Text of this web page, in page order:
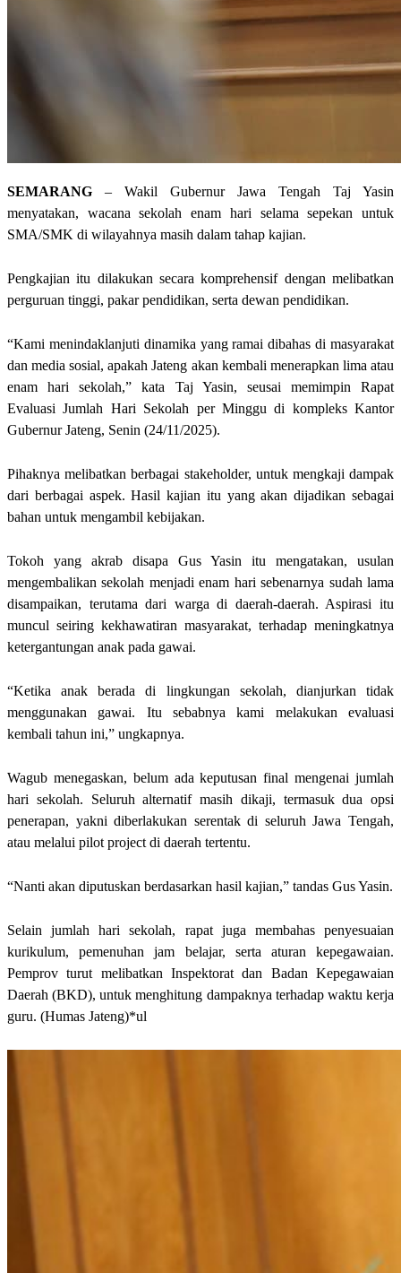
SEMARANG – Wakil Gubernur Jawa Tengah Taj Yasin
menyatakan, wacana sekolah enam hari selama sepekan untuk
SMA/SMK di wilayahnya masih dalam tahap kajian.
Pengkajian itu dilakukan secara komprehensif dengan melibatkan
perguruan tinggi, pakar pendidikan, serta dewan pendidikan.
“Kami menindaklanjuti dinamika yang ramai dibahas di masyarakat
dan media sosial, apakah Jateng akan kembali menerapkan lima atau
enam hari sekolah,” kata Taj Yasin, seusai memimpin Rapat
Evaluasi Jumlah Hari Sekolah per Minggu di kompleks Kantor
Gubernur Jateng, Senin (24/11/2025).
Pihaknya melibatkan berbagai stakeholder, untuk mengkaji dampak
dari berbagai aspek. Hasil kajian itu yang akan dijadikan sebagai
bahan untuk mengambil kebijakan.
Tokoh yang akrab disapa Gus Yasin itu mengatakan, usulan
mengembalikan sekolah menjadi enam hari sebenarnya sudah lama
disampaikan, terutama dari warga di daerah-daerah. Aspirasi itu
muncul seiring kekhawatiran masyarakat, terhadap meningkatnya
ketergantungan anak pada gawai.
“Ketika anak berada di lingkungan sekolah, dianjurkan tidak
menggunakan gawai. Itu sebabnya kami melakukan evaluasi
kembali tahun ini,” ungkapnya.
Wagub menegaskan, belum ada keputusan final mengenai jumlah
hari sekolah. Seluruh alternatif masih dikaji, termasuk dua opsi
penerapan, yakni diberlakukan serentak di seluruh Jawa Tengah,
atau melalui pilot project di daerah tertentu.
“Nanti akan diputuskan berdasarkan hasil kajian,” tandas Gus Yasin.
Selain jumlah hari sekolah, rapat juga membahas penyesuaian
kurikulum, pemenuhan jam belajar, serta aturan kepegawaian.
Pemprov turut melibatkan Inspektorat dan Badan Kepegawaian
Daerah (BKD), untuk menghitung dampaknya terhadap waktu kerja
guru. (Humas Jateng)*ul